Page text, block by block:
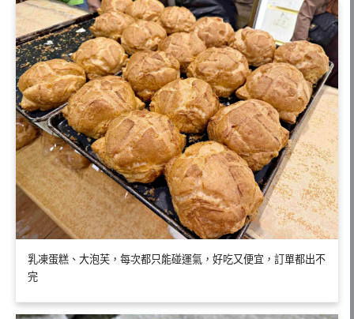
乳凍蛋糕、大泡芙，每次都只能碰運氣，好吃又便宜，訂單都出不
完